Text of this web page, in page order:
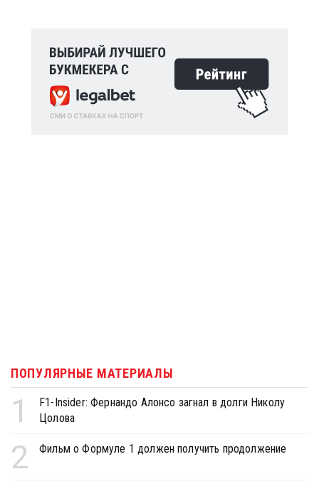
ПОПУЛЯРНЫЕ МАТЕРИАЛЫ
1
F1-Insider: Фернандо Алонсо загнал в долги Николу
Цолова
2 Фильм о Формуле 1 должен получить продолжение